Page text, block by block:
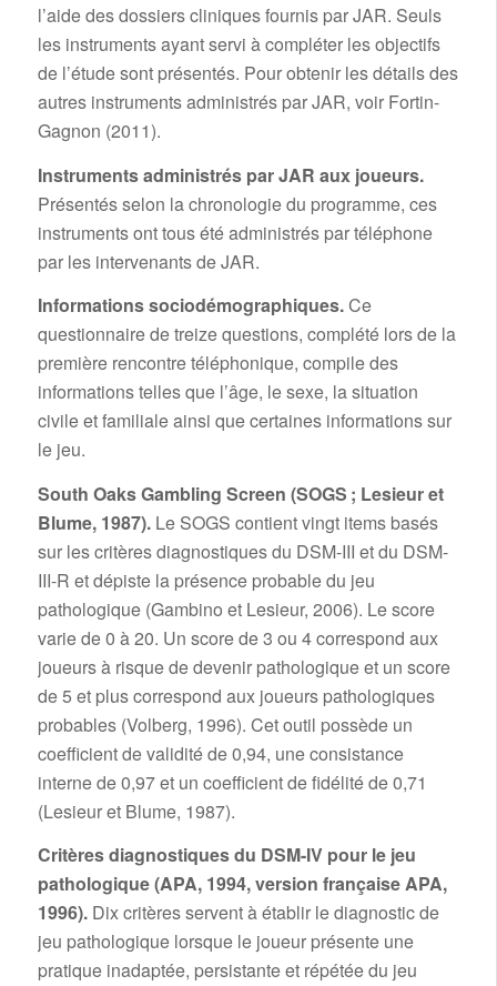
l’aide des dossiers cliniques fournis par JAR. Seuls
les instruments ayant servi à compléter les objectifs
de l’étude sont présentés. Pour obtenir les détails des
autres instruments administrés par JAR, voir Fortin-
Gagnon (2011).
Instruments administrés par JAR aux joueurs.
Présentés selon la chronologie du programme, ces
instruments ont tous été administrés par téléphone
par les intervenants de JAR.
Informations sociodémographiques.Ce
questionnaire de treize questions, complété lors de la
première rencontre téléphonique, compile des
informations telles que l’âge, le sexe, la situation
civile et familiale ainsi que certaines informations sur
le jeu.
South Oaks Gambling Screen (SOGS ; Lesieur et
Blume, 1987).Le SOGS contient vingt items basés
sur les critères diagnostiques du DSM-III et du DSM-
III-R et dépiste la présence probable du jeu
pathologique (Gambino et Lesieur, 2006). Le score
varie de 0 à 20. Un score de 3 ou 4 correspond aux
joueurs à risque de devenir pathologique et un score
de 5 et plus correspond aux joueurs pathologiques
probables (Volberg, 1996). Cet outil possède un
coefficient de validité de 0,94, une consistance
interne de 0,97 et un coefficient de fidélité de 0,71
(Lesieur et Blume, 1987).
Critères diagnostiques du DSM-IV pour le jeu
pathologique (APA, 1994, version française APA,
1996).Dix critères servent à établir le diagnostic de
jeu pathologique lorsque le joueur présente une
pratique inadaptée, persistante et répétée du jeu